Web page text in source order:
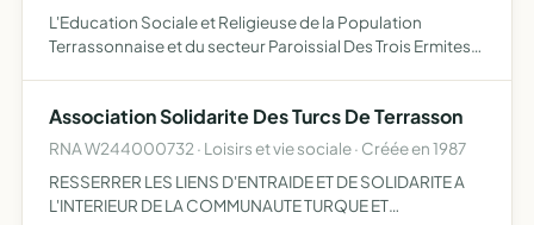
L'Education Sociale et Religieuse de la Population
Terrassonnaise et du secteur Paroissial Des Trois Ermites
Association Solidarite Des Turcs De Terrasson
RNA W244000732 · Loisirs et vie sociale · Créée en 1987
RESSERRER LES LIENS D'ENTRAIDE ET DE SOLIDARITE A
L'INTERIEUR DE LA COMMUNAUTE TURQUE ET